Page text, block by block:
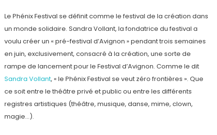
Le Phénix Festival se définit comme le festival de la création dans
un monde solidaire. Sandra Vollant, la fondatrice du festival a
voulu créer un « pré-festival d’Avignon » pendant trois semaines
en juin, exclusivement, consacré à la création, une sorte de
rampe de lancement pour le Festival d’Avignon. Comme le dit
Sandra Vollant, « le Phénix Festival se veut zéro frontières ». Que
ce soit entre le théâtre privé et public ou entre les différents
registres artistiques (théâtre, musique, danse, mime, clown,
magie…).